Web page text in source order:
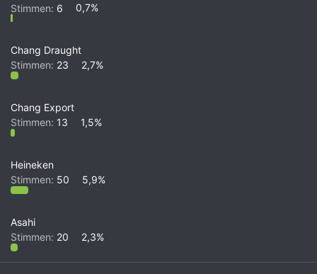
Stimmen: 6 0,7%
Chang Draught
Stimmen: 23 2,7%
Chang Export
Stimmen: 13 1,5%
Heineken
Stimmen: 50 5,9%
Asahi
Stimmen: 20 2,3%